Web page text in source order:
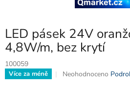
LED pásek 24V
4,8W/m, bez krytí
100059
Více za méně
Průměrné
Neohodnoceno